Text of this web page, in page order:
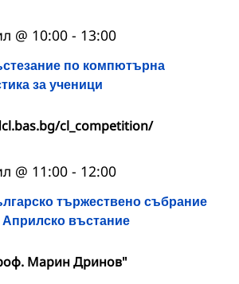
по компютърна
за ученици
@ 10:00 - 13:00
cl_competition/
тържествено събрание
Априлско въстание
@ 11:00 - 12:00
Марин Дринов"